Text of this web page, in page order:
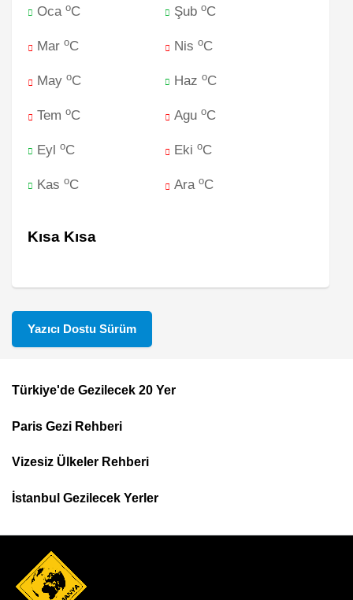
Oca oC ŞuboC
Mar oC NisoC
May oC HazoC
Tem oC AguoC
Eyl oC EkioC
Kas oC AraoC
Kısa Kısa
Yazıcı Dostu Sürüm
Footer
Top
Menu
Türkiye'de Gezilecek 20 Yer
Paris Gezi Rehberi
Vizesiz Ülkeler Rehberi
İstanbul Gezilecek Yerler